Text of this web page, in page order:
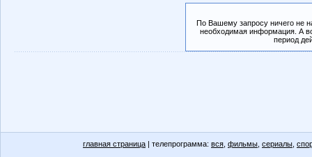
По Вашему запросу ничего не
необходимая информация. А
период
главная страница | телепрограмма: вся фильмы сериалы